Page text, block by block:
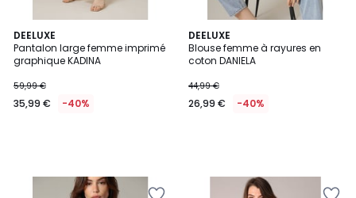
DEELUXE
Pantalon large femme imprimé
graphique KADINA
59,99 €
35,99 € -40%
DEELUXE
Blouse femme à rayures en
coton DANIELA
44,99 €
26,99 € -40%